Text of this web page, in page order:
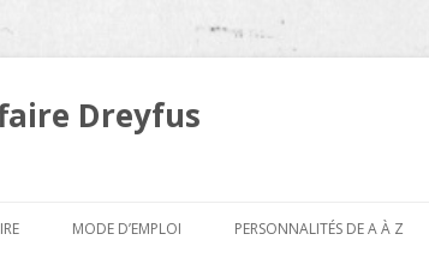
Dreyfus
au
MODE D’EMPLOI PERSONNALITÉS DE A À Z